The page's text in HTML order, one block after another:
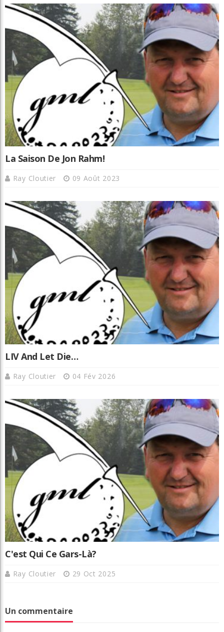
La Saison De Jon Rahm!
Ray Cloutier 09 Août 2023
LIV And Let Die…
Ray Cloutier 04 Fév 2026
C'est Qui Ce Gars-Là?
Ray Cloutier 29 Oct 2025
Un commentaire